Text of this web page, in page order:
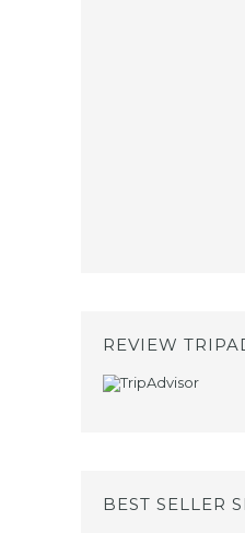
REVIEW
BEST SELLER